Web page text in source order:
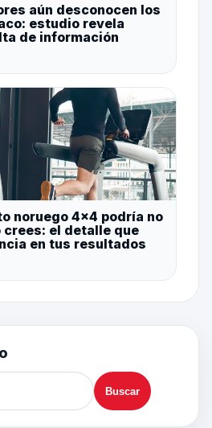
aún desconocen los
estudio revela
de información
noruego 4×4 podría no
el detalle que
en tus resultados